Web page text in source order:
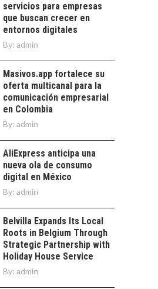
trascienden el
crédito…
DIGITALES
DESDE
CHILE
digitales en
Chile:…
servicios para empresas
que buscan crecer en
entornos digitales
By: admin
Masivos.app fortalece su
oferta multicanal para la
comunicación empresarial
en Colombia
By: admin
AliExpress anticipa una
nueva ola de consumo
digital en México
By: admin
Belvilla Expands Its Local
Roots in Belgium Through
Strategic Partnership with
Holiday House Service
By: admin